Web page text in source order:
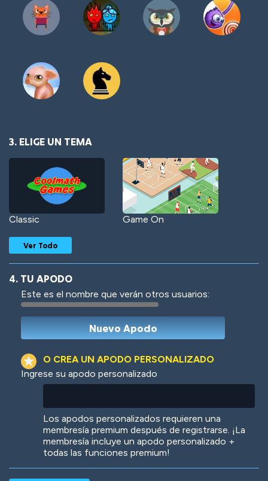
3. ELIGE UN TEMA
Classic Game On
Woof Jungle Cats
Ver Todo
4. TU APODO
Este es el nombre que verán otros usuarios:
O CREA UN APODO PERSONALIZADO
Ingrese su apodo personalizado
Los apodos personalizados requieren una
membresía premium después de registrarse. ¡La
membresía incluye un apodo personalizado +
todas las funciones premium!